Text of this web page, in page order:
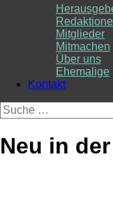
Mitglieder
Mitmachen
Über uns
Ehemalige
Kontakt
Suche
nach:
Neu in